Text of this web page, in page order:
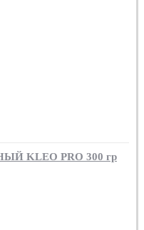
KLEO PRO 300 гр